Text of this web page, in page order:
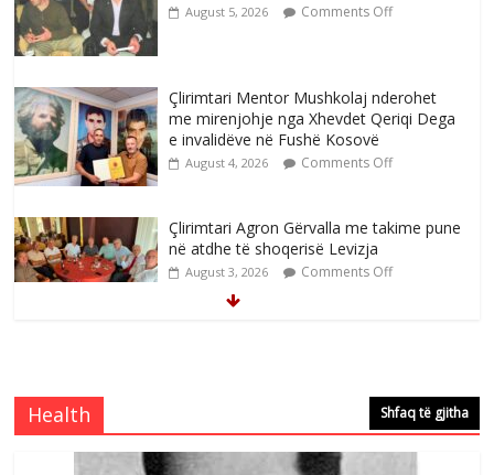
August 5, 2026 Comments Off
Çlirimtari Mentor Mushkolaj nderohet
me mirenjohje nga Xhevdet Qeriqi Dega
e invalidëve në Fushë Kosovë
August 4, 2026 Comments Off
Çlirimtari Agron Gërvalla me takime pune
në atdhe të shoqerisë Levizja
August 3, 2026 Comments Off
Comments Off
Health Shfaq të gjitha